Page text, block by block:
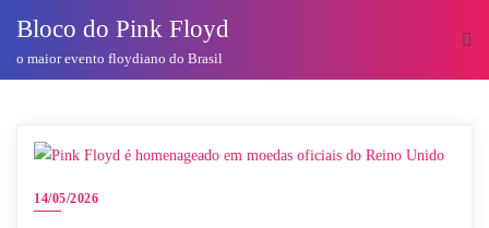
conteúdo
Bloco do Pink Floyd
o maior evento floydiano do Brasil
14/05/2026